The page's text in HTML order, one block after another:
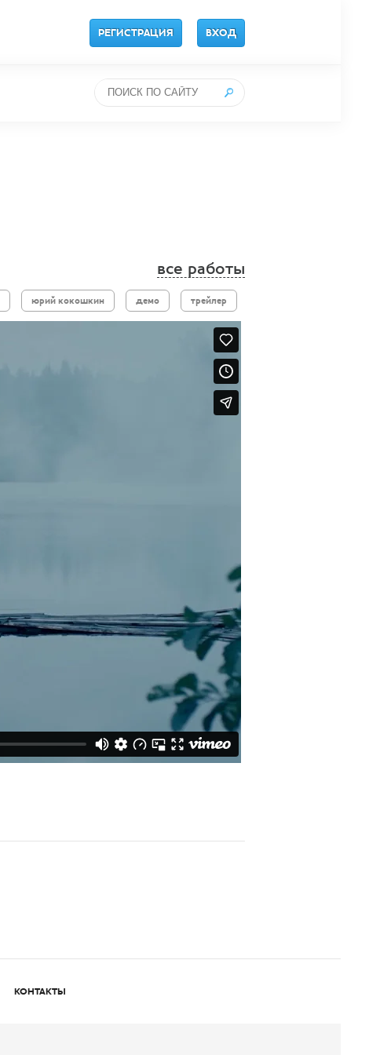
РЕГИСТРАЦИЯ ВХОД
все работы
юрий кокошкин демо трейлер
КОНТАКТЫ